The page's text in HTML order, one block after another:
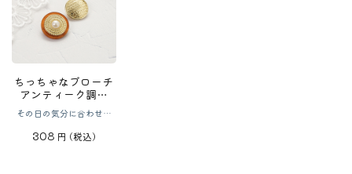
ちっちゃなブローチ
アンティーク調２
Ｐ 丸ボタンパール
その日の気分に合わせて
308 円 (税込)